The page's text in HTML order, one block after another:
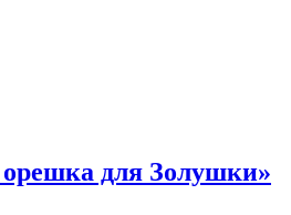
для Золушки»